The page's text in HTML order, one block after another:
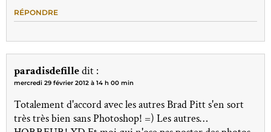
RÉPONDRE
paradisdefilledit :
mercredi 29 février 2012 à 14 h 00 min
Totalement d'accord avec les autres Brad Pitt s'en sort
très très bien sans Photoshop! =) Les autres…